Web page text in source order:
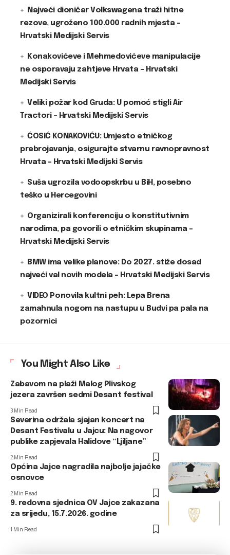
Najveći dioničar Volkswagena traži hitne
rezove, ugroženo 100.000 radnih mjesta –
Hrvatski Medijski Servis
Konakovićeve i Mehmedovićeve manipulacije
ne osporavaju zahtjeve Hrvata – Hrvatski
Medijski Servis
Veliki požar kod Gruda: U pomoć stigli Air
Tractori – Hrvatski Medijski Servis
ĆOSIĆ KONAKOVIĆU: Umjesto etničkog
prebrojavanja, osigurajte stvarnu ravnopravnost
Hrvata – Hrvatski Medijski Servis
Suša ugrozila vodoopskrbu u BiH, posebno
teško u Hercegovini
Organizirali konferenciju o konstitutivnim
narodima, pa govorili o etničkim skupinama –
Hrvatski Medijski Servis
BMW ima velike planove: Do 2027. stiže dosad
najveći val novih modela – Hrvatski Medijski Servis
VIDEO Ponovila kultni peh: Lepa Brena
zamahnula nogom na nastupu u Budvi pa pala na
pozornici
You Might Also Like
Zabavom na plaži Malog Plivskog
jezera završen sedmi Desant festival
3 Min Read
Severina održala sjajan koncert na
Desant Festivalu u Jajcu: Na nagovor
publike zapjevala Halidove “Ljiljane”
2 Min Read
Općina Jajce nagradila najbolje jajačke
osnovce
2 Min Read
9. redovna sjednica OV Jajce zakazana
za srijedu, 15.7.2026. godine
1 Min Read